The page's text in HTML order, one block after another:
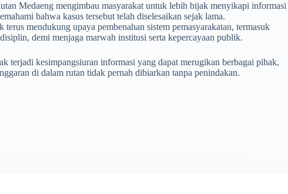
Medaeng mengimbau masyarakat untuk lebih bijak menyikapi informasi
bahwa kasus tersebut telah diselesaikan sejak lama.
mendukung upaya pembenahan sistem pemasyarakatan, termasuk
demi menjaga marwah institusi serta kepercayaan publik.
terjadi kesimpangsiuran informasi yang dapat merugikan berbagai pihak,
di dalam rutan tidak pernah dibiarkan tanpa penindakan.